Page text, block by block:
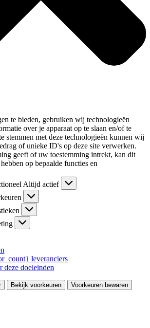
te bieden, gebruiken wij technologieën
over je apparaat op te slaan en/of te
stemmen met deze technologieën kunnen wij
of unieke ID's op deze site verwerken.
geeft of uw toestemming intrekt, kan dit
op bepaalde functies en
Altijd actief
leveranciers
deze doeleinden
Bekijk voorkeuren Voorkeuren bewaren